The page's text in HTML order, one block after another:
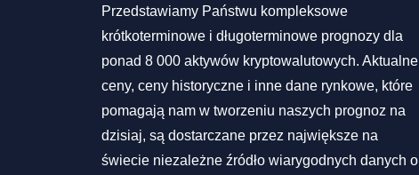
Przedstawiamy Państwu kompleksowe
krótkoterminowe i długoterminowe prognozy dla
ponad 8 000 aktywów kryptowalutowych. Aktualne
ceny, ceny historyczne i inne dane rynkowe, które
pomagają nam w tworzeniu naszych prognoz na
dzisiaj, są dostarczane przez największe na
świecie niezależne źródło wiarygodnych danych o